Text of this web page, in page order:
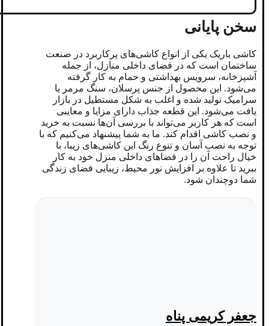
سخن پایانی
کاشی باریک یکی از انواع کاشی‌های پرکاربرد در صنعت
ساختمان است که در فضای داخلی منازل، از جمله
آشپزخانه، سرویس بهداشتی و حمام به کار گرفته
می‌شود. این محصول از جنس پرسلان، سنگ مرمر یا
سرامیک تولید شده و اغلب به شکل مستطیل در بازار
یافت می‌شود. این قطعه جذاب دارای مزایا و معایبی
است که هر کاربر می‌تواند با بررسی آن‌ها نسبت به خرید
و نصب کاشی اقدام کند. ما به شما پیشنهاد می‌کنیم که با
توجه به نصب آسان و تنوع رنگ این کاشی‌های زیبا، با
خیال راحت آن را در فضاهای داخلی منزل خود به کار
ببرید تا علاوه بر افزایش نور محیط، زیبایی فضای زندگی
شما دوچندان شود.
جعفر کریمی پناه